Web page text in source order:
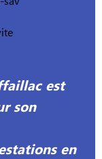
est
son
en